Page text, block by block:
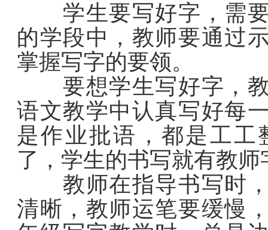
学生要写好字，需要
的学段中，教师要通过
掌握写字的要领。
要想学生写好字，教
语文教学中认真写好每
是作业批语，都是工
了，学生的书写就有教
教师在指导书写时，
清晰，教师运笔要缓慢